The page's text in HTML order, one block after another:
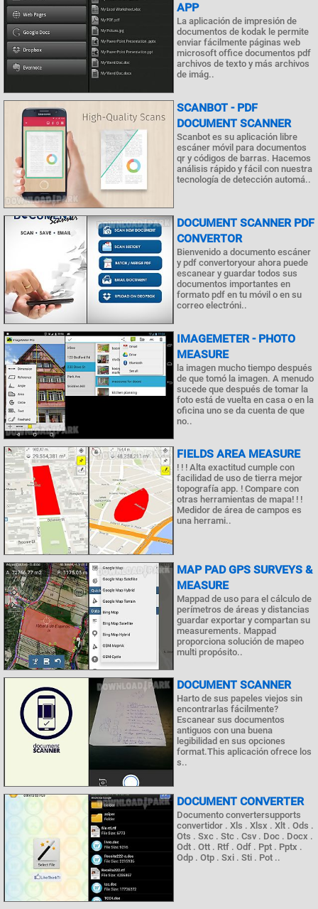
APP
La aplicación de impresión de
documentos de kodak le permite
enviar fácilmente páginas web
microsoft office documentos pdf
archivos de texto y más archivos
de imág..
SCANBOT - PDF
DOCUMENT SCANNER
Scanbot es su aplicación libre
escáner móvil para documentos
qr y códigos de barras. Hacemos
análisis rápido y fácil con nuestra
tecnología de detección automá..
DOCUMENT SCANNER PDF
CONVERTOR
Bienvenido a documento escáner
y pdf convertoryour ahora puede
escanear y guardar todos sus
documentos importantes en
formato pdf en tu móvil o en su
correo electróni..
IMAGEMETER - PHOTO
MEASURE
la imagen mucho tiempo después
de que tomó la imagen. A menudo
sucede que después de tomar la
foto está de vuelta en casa o en la
oficina uno se da cuenta de que
no..
FIELDS AREA MEASURE
! ! ! Alta exactitud cumple con
facilidad de uso de tierra mejor
topografía app. ! Compare con
otras herramientas de mapa! ! !
Medidor de área de campos es
una herrami..
MAP PAD GPS SURVEYS &
MEASURE
Mappad de uso para el cálculo de
perímetros de áreas y distancias
guardar exportar y compartan su
measurements. Mappad
proporciona solución de mapeo
multi propósito..
DOCUMENT SCANNER
Harto de sus papeles viejos sin
encontrarlas fácilmente?
Escanear sus documentos
antiguos con una buena
legibilidad en sus opciones
format.This aplicación ofrece los
s..
DOCUMENT CONVERTER
Documento convertersupports
convertidor . Xls . Xlsx . Xlt . Ods .
Ots . Sxc . Stc . Csv . Doc . Docx .
Odt . Ott . Rtf . Odf . Ppt . Pptx .
Odp . Otp . Sxi . Sti . Pot ..